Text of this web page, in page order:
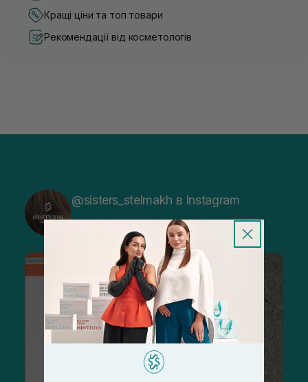
Кращі ціни та топ товари
Рекомендації від косметологів
@sisters_stelmakh в Instagram